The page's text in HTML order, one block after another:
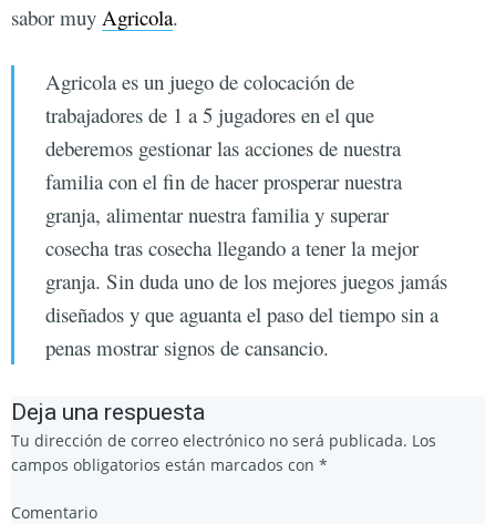
sabor muy Agricola.
Agricola es un juego de colocación de
trabajadores de 1 a 5 jugadores en el que
deberemos gestionar las acciones de nuestra
familia con el fin de hacer prosperar nuestra
granja, alimentar nuestra familia y superar
cosecha tras cosecha llegando a tener la mejor
granja. Sin duda uno de los mejores juegos jamás
diseñados y que aguanta el paso del tiempo sin a
penas mostrar signos de cansancio.
Deja una respuesta
Tu dirección de correo electrónico no será publicada. Los
campos obligatorios están marcados con *
Comentario